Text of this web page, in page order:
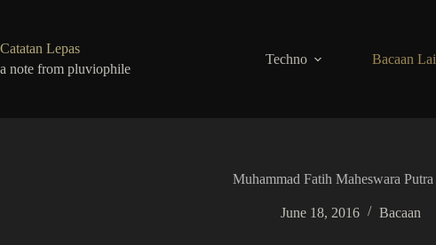
Catatan Lepas
a note from pluviophile
Techno Bacaan
Muhammad Fatih Maheswara Putra
June 18, 2016 Bacaan